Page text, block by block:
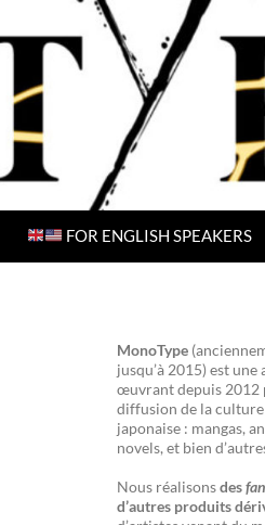
FOR ENGLISH SPEAKERS
MonoType
jusqu’à 2015) est
œuvrant depuis 2012
diffusion de la
japonaise : mangas,
novels, et bien
Nous réalisonsdes
d’autres produits